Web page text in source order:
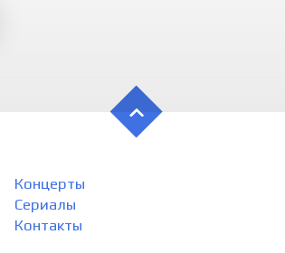
Концерты
Сериалы
Контакты